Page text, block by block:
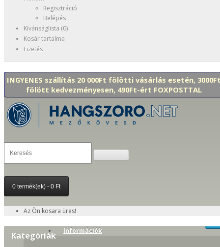
Regisztráció
Belépés
Kívánságlista (0)
Kosár tartalma
Fizetés
INGYENES szállítás 20 000Ft fölötti vásárlás esetén,
fölött kedvezményesen, 490Ft-ért FOXPOSTTAL
0 termék(ek) - 0 Ft
Az Ön kosara üres!
Kategóriák Információk